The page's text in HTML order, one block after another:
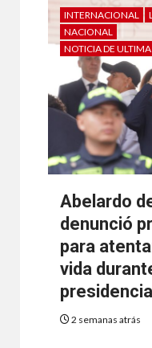
INTERNACIONAL
NACIONAL
NOTICIA DE
Abelardo
denunció
para
vida
presidencial
2 semanas atrás